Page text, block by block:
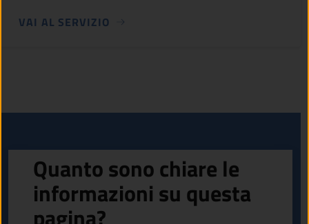
VAI AL SERVIZIO
Quanto sono chiare le
informazioni su questa